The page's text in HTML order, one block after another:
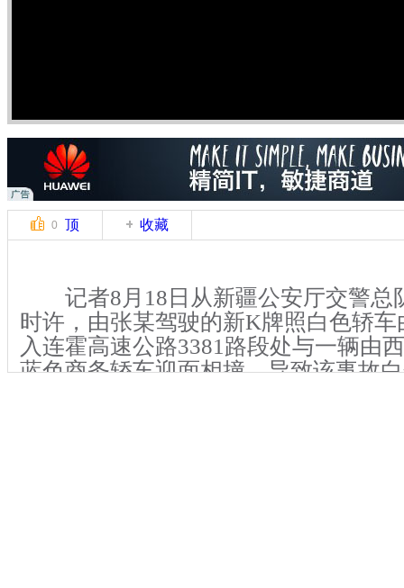
0 顶 收藏
记者8月18日从新疆公安厅交警总
时许，由张某驾驶的新K牌照白色轿
入连霍高速公路3381路段处与一辆由
蓝色商务轿车迎面相撞，导致该事故